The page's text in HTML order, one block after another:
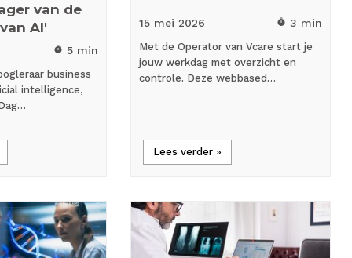
van de
AI'
timer 5 min
business
intelligence,
15 mei 2026 timer 3 min
Met de Operator van Vcare start je
jouw werkdag met overzicht en
controle. Deze webbased…
Lees verder »